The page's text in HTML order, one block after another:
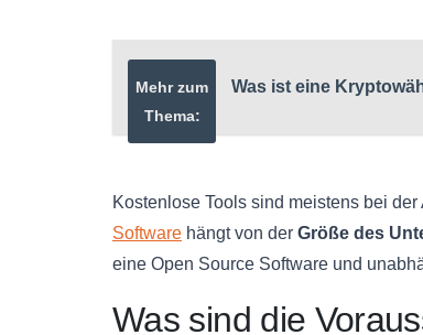
Mehr zum
Thema:
Was ist eine
Kostenlose Tools sind meistens bei
Software hängt von der Größe des
eine Open Source Software und
Was sind die